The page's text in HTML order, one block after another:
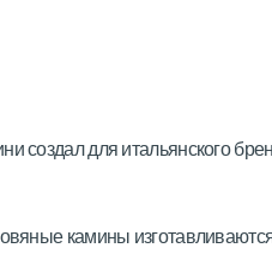
создал для итальянского
камины